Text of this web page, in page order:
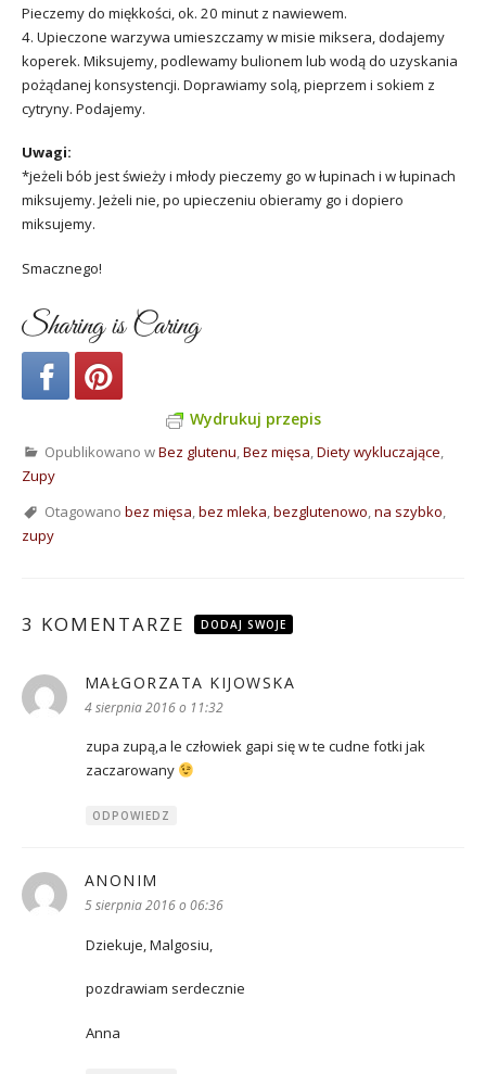
Pieczemy do miękkości, ok. 20 minut z nawiewem.
4. Upieczone warzywa umieszczamy w misie miksera, dodajemy
koperek. Miksujemy, podlewamy bulionem lub wodą do uzyskania
pożądanej konsystencji. Doprawiamy solą, pieprzem i sokiem z
cytryny. Podajemy.
Uwagi:
*jeżeli bób jest świeży i młody pieczemy go w łupinach i w łupinach
miksujemy. Jeżeli nie, po upieczeniu obieramy go i dopiero
miksujemy.
Smacznego!
Sharing is Caring
Wydrukuj przepis
Opublikowano wBez glutenu,Bez mięsa,Diety wykluczające,
Zupy
Otagowano bez mięsa,bez mleka,bezglutenowo,na szybko,
zupy
3 KOMENTARZE DODAJ SWOJE
MAŁGORZATA KIJOWSKA
4 sierpnia 2016 o 11:32
zupa zupą,a le człowiek gapi się w te cudne fotki jak
zaczarowany
ODPOWIEDZ
ANONIM
5 sierpnia 2016 o 06:36
Dziekuje, Malgosiu,
pozdrawiam serdecznie
Anna